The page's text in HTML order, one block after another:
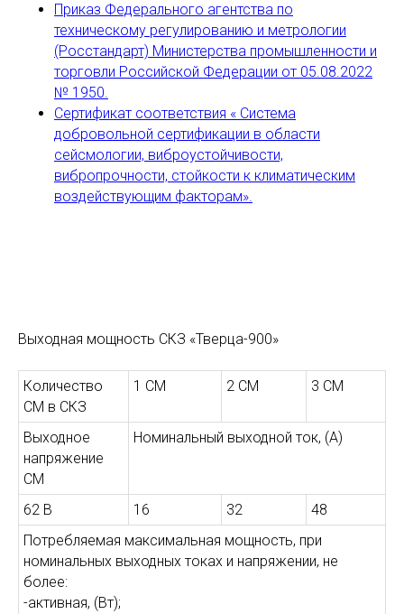
СКЗ обеспечивает возможность
как ручного, так и дистанционного
режимы короткого замыкания и
обрыва нагрузки.
мощность СКЗ в модификации
ШМ-03 до 3 кВт. Управление
станцией осуществляется
контроллером «Тверца-ТМ»
Приказ Федерального агентства по
техническому регулированию и метрологии
(Росстандарт) Министерства промышленности и
торговли Российской Федерации от 05.08.2022
№ 1950.
Сертификат соответствия « Система
добровольной сертификации в области
сейсмологии, виброустойчивости,
вибропрочности, стойкости к климатическим
воздействующим факторам».
Выходная мощность СКЗ «Тверца-900»
Количество
СМ в СКЗ
1 СМ 2 СМ 3 СМ
Выходное
напряжение
СМ
Номинальный выходной ток, (А)
62 В 16 32
48
Потребляемая максимальная мощность, при
номинальных выходных токах и напряжении, не
более:
-активная, (Вт);